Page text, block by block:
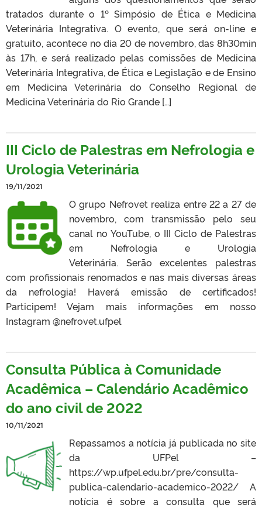
tratados durante o 1º Simpósio de Ética e Medicina
Veterinária Integrativa. O evento, que será on-line e
gratuito, acontece no dia 20 de novembro, das 8h30min
às 17h, e será realizado pelas comissões de Medicina
Veterinária Integrativa, de Ética e Legislação e de Ensino
em Medicina Veterinária do Conselho Regional de
Medicina Veterinária do Rio Grande […]
III Ciclo de Palestras em Nefrologia e
Urologia Veterinária
19/11/2021
O grupo Nefrovet realiza entre 22 a 27 de
novembro, com transmissão pelo seu
canal no YouTube, o III Ciclo de Palestras
em Nefrologia e Urologia
Veterinária. Serão excelentes palestras
com profissionais renomados e nas mais diversas áreas
da nefrologia! Haverá emissão de certificados!
Participem! Vejam mais informações em nosso
Instagram @nefrovet.ufpel
Consulta Pública à Comunidade
Acadêmica – Calendário Acadêmico
do ano civil de 2022
10/11/2021
Repassamos a notícia já publicada no site
da UFPel –
https://wp.ufpel.edu.br/pre/consulta-
publica-calendario-academico-2022/ A
notícia é sobre a consulta que será